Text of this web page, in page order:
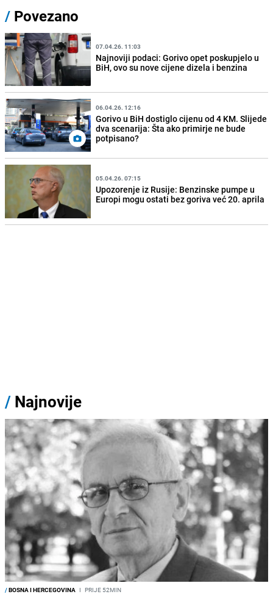
/ Povezano
07.04.26. 11:03
Najnoviji podaci: Gorivo opet poskupjelo u
BiH, ovo su nove cijene dizela i benzina
06.04.26. 12:16
Gorivo u BiH dostiglo cijenu od 4 KM. Slijede
dva scenarija: Šta ako primirje ne bude
potpisano?
05.04.26. 07:15
Upozorenje iz Rusije: Benzinske pumpe u
Europi mogu ostati bez goriva već 20. aprila
/ Najnovije
/BOSNA I HERCEGOVINA I PRIJE 52MIN